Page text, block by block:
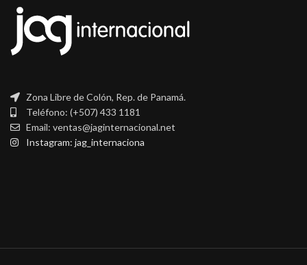
Zona Libre de Colón, Rep. de Panamá.
Teléfono: (+507) 433 1181
Email: ventas@jaginternacional.net
Instagram: jag_internaciona